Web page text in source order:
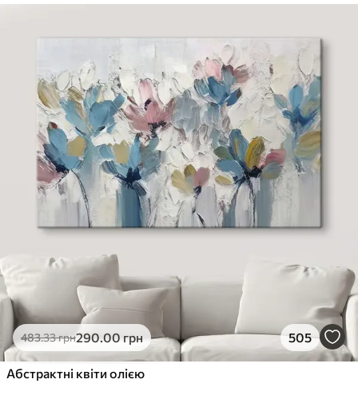
483.33грн290.00грн 505
Абстрактні квіти олією